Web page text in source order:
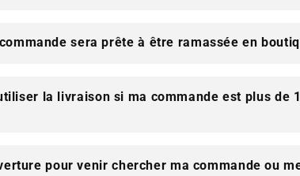
sera prête à être ramassée en
la livraison si ma commande est plus de
pour venir chercher ma commande ou